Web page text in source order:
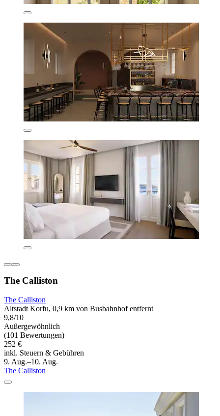
The Calliston
The Calliston
Altstadt Korfu, 0,9 km von Busbahnhof entfernt
9,8/10
Außergewöhnlich
(101 Bewertungen)
252 €
inkl. Steuern & Gebühren
9. Aug.–10. Aug.
The Calliston